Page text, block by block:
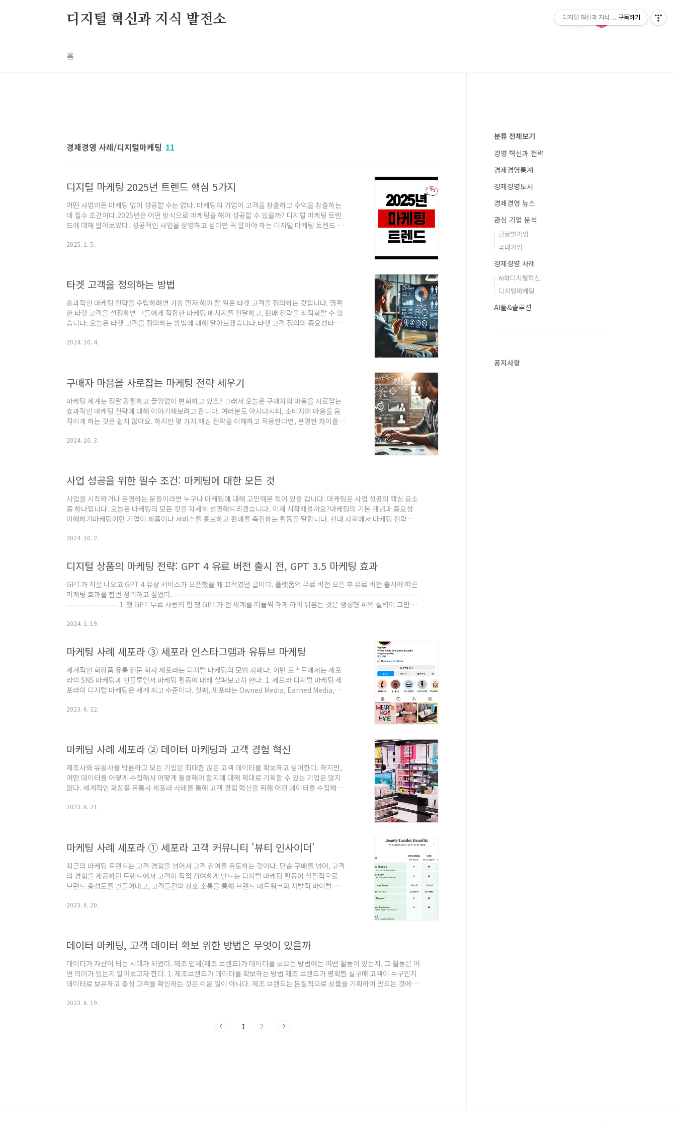
디지털 혁신과 지식 발전소
홈
경제경영 사례/디지털마케팅 11
디지털 마케팅 2025년 트렌드 핵심 5가지
어떤 사업이든 마케팅 없이 성공할 수는 없다. 마케팅의 기업이 고객을 창출하고 수익을 창출하는
데 필수 조건이다.2025년은 어떤 방식으로 마케팅을 해야 성공할 수 있을까? 디지털 마케팅 트렌
드에 대해 알아보았다. 성공적인 사업을 운영하고 싶다면 꼭 알아야 하는 디지털 마케팅 트렌드 5
와 숏폼 컨텐츠의 부상트렌드 3. 콘텐츠 커머스의 발전트렌드 4. 커뮤니티 마케팅의 중요성트렌드
2025. 1. 5.
타겟 고객을 정의하는 방법
효과적인 마케팅 전략을 수립하려면 가장 먼저 해야 할 일은 타겟 고객을 정의하는 것입니다. 명확
한 타겟 고객을 설정하면 그들에게 적합한 마케팅 메시지를 전달하고, 판매 전략을 최적화할 수 있
습니다. 오늘은 타겟 고객을 정의하는 방법에 대해 알아보겠습니다.타겟 고객 정의의 중요성타겟
객은 제품 또는 서비스가 누구에게 어떻게 판매되어야 할지 명확하게 보여줍니다. 그 결과, 마케팅
2024. 10. 4.
구매자 마음을 사로잡는 마케팅 전략 세우기
마케팅 세계는 정말 광활하고 끊임없이 변화하고 있죠? 그래서 오늘은 구매자의 마음을 사로잡는
효과적인 마케팅 전략에 대해 이야기해보려고 합니다. 여러분도 아시다시피, 소비자의 마음을 움
직이게 하는 것은 쉽지 않아요. 하지만 몇 가지 핵심 전략을 이해하고 적용한다면, 분명한 차이를
팅 전략 수립 시 가장 중요한 것은 목표 설정입니다. 기업이 달성하고자 하는 목표가 무엇인지 명확
2024. 10. 3.
사업 성공을 위한 필수 조건: 마케팅에 대한 모든 것
사업을 시작하거나 운영하는 분들이라면 누구나 마케팅에 대해 고민해본 적이 있을 겁니다. 마케팅은 사업 성공의 핵심 요소
중 하나입니다. 오늘은 마케팅의 모든 것을 자세히 설명해드리겠습니다. 이제 시작해볼까요?마케팅의 기본 개념과 중요성
이해하기마케팅이란 기업이 제품이나 서비스를 홍보하고 판매를 촉진하는 활동을 말합니다. 현대 사회에서 마케팅 전략은
시키는 과정입니다. 이는 고객과의 소통을 통해 가치를 전달하는 과정이며, 이를 통해 기업은 시장에서 경쟁 우위를 점할 수
2024. 10. 2.
디지털 상품의 마케팅 전략: GPT 4 유료 버전 출시 전, GPT 3.5 마케팅 효과
GPT가 처음 나오고 GPT 4 유상 서비스가 오픈했을 때 끄적였던 글이다. 플랫폼의 무료 버전 오픈 후 유료 버전 출시에 따른
마케팅 효과를 한번 정리하고 싶었다. ---------------------------------------------------------------------------------
----------------- 1. 챗 GPT 무료 사용의 힘 챗 GPT가 전 세계를 떠들썩 하게 하며 뒤흔든 것은 생성형 AI의 실력이 그만큼
것이다. 그리고 오픈 AI는 Chat GPT 4를 출시하면서 유료 서비스를 오픈했다. 매일 Ghat GPT 서비스를 위해 들어가..
2024. 1. 19.
마케팅 사례 세포라 ③ 세포라 인스타그램과 유튜브 마케팅
세계적인 화장품 유통 전문 회사 세포라는 디지털 마케팅의 모범 사례다. 이번 포스트에서는 세포
라의 SNS 마케팅과 인플루언서 마케팅 활동에 대해 살펴보고자 한다. 1. 세포라 디지털 마케팅 세
포라의 디지털 마케팅은 세계 최고 수준이다. 첫째, 세포라는 Owned Media, Earned Media,
는 고객 구매 여정 최적화를 만들어 내고 있다. 둘째, 유통 채널 관점에서 온라인과 오프라인 통합
2023. 6. 22.
마케팅 사례 세포라 ② 데이터 마케팅과 고객 경험 혁신
제조사와 유통사를 막론하고 모든 기업은 최대한 많은 고객 데이터를 확보하고 싶어한다. 하지만,
어떤 데이터를 어떻게 수집해서 어떻게 활용해야 할지에 대해 제대로 기획할 수 있는 기업은 많지
않다. 세계적인 화장품 유통사 세포라 사례를 통해 고객 경험 혁신을 위해 어떤 데이터를 수집해서
연결에 앞장서는 세계적인 화장품 유통업체다. 다양한 브랜드의 다양한 카테고리 화장품을 판매한
2023. 6. 21.
마케팅 사례 세포라 ① 세포라 고객 커뮤니티 '뷰티 인사이더'
최근의 마케팅 트랜드는 고객 경험을 넘어서 고객 참여를 유도하는 것이다. 단순 구매를 넘어, 고객
의 경험을 제공하던 트렌드에서 고객이 직접 참여하게 만드는 디지털 마케팅 활동이 실질적으로
브랜드 충성도를 만들어내고, 고객들간의 상호 소통을 통해 브랜드 네트워크와 자발적 바이럴 활
(Sephora) 뷰티 커뮤니티 ' 뷰티인사이더' 세포라는 홈페이지에서 방대한 정보를 고객들간에 실
2023. 6. 20.
데이터 마케팅, 고객 데이터 확보 위한 방법은 무엇이 있을까
데이터가 자산이 되는 시대가 되었다. 제조 업체(제조 브랜드)가 데이터를 모으는 방법에는 어떤 활동이 있는지, 그 활동은 어
떤 의미가 있는지 알아보고자 한다. 1. 제조브랜드가 데이터를 확보하는 방법 제조 브랜드가 명확한 실구매 고객이 누구인지
데이터로 보유하고 충성 고객을 확인하는 것은 쉬운 일이 아니다. 제조 브랜드는 본질적으로 상품을 기획하여 만드는 것에
분석하고 활용하는 일은 유통업체의 전유물이었다. 그것이 유통의 힘이기도 했다. 제조업체가 고객 데이터를 확보하는 방법
2023. 6. 19.
1 2
분류 전체보기
경영 혁신과 전략
경제경영통계
경제경영도서
경제경영 뉴스
관심 기업 분석
글로벌기업
국내기업
경제경영 사례
AI와디지털혁신
디지털마케팅
AI툴&솔루션
공지사항
디지털 혁신과 지식 발전소구독하기